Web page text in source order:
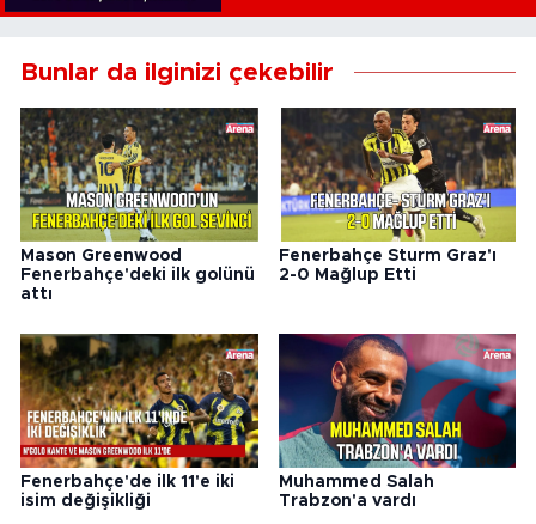
Bunlar da ilginizi çekebilir
Mason Greenwood
Fenerbahçe'deki ilk golünü
attı
Fenerbahçe Sturm Graz'ı
2-0 Mağlup Etti
Fenerbahçe'de ilk 11'e iki
isim değişikliği
Muhammed Salah
Trabzon'a vardı